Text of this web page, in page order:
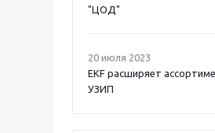
"ЦОД"
20 июля 2023
EKF расширяет
УЗИП